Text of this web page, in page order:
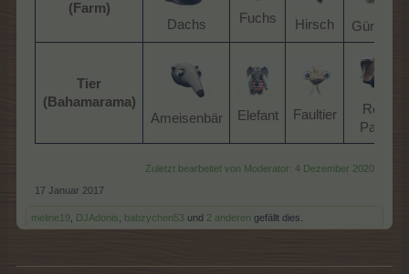
(Farm)
Dachs​
Fuchs​ Hirsch​ Gürteltier​
Tier
(Bahamarama)
Ameisenbär​
Elefant​ Faultier​
Roter
Panda​
Zuletzt bearbeitet von Moderator: 4 Dezember 2020
17 Januar 2017
meline19 DJAdonis babzychen53 und 2 anderen gefällt dies.